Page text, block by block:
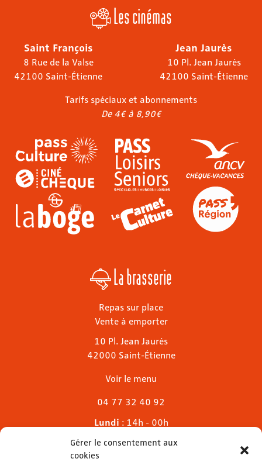
Gérer le consentement aux
cookies
Les cinémas
Saint François
8 Rue de la Valse
42100 Saint-Étienne
Jean Jaurès
10 Pl. Jean Jaurès
42100 Saint-Étienne
Tarifs spéciaux et abonnements
De 4€ à 8,90€
La brasserie
Repas sur place
Vente à emporter
10 Pl. Jean Jaurès
42000 Saint-Étienne
Voir le menu
04 77 32 40 92
Lundi : 14h - 00h
Mardi & mercredi
Jeudi